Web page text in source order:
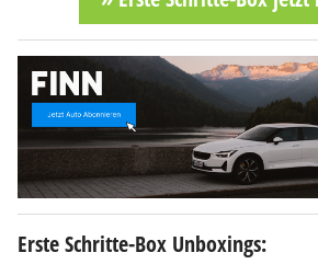
Erste Schritte-Box Unboxings: